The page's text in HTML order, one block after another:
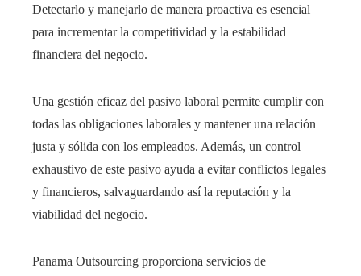
Detectarlo y manejarlo de manera proactiva es esencial
para incrementar la competitividad y la estabilidad
financiera del negocio.
Una gestión eficaz del pasivo laboral permite cumplir con
todas las obligaciones laborales y mantener una relación
justa y sólida con los empleados. Además, un control
exhaustivo de este pasivo ayuda a evitar conflictos legales
y financieros, salvaguardando así la reputación y la
viabilidad del negocio.
Panama Outsourcing proporciona servicios de